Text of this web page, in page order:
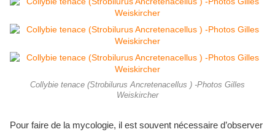
Collybie tenace (Strobilurus Ancretenacellus ) -Photos Gilles
Weiskircher
Pour faire de la mycologie, il est souvent nécessaire d’observer